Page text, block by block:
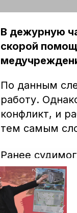
В дежурную
скорой
По данным
работу.
конфликт, и
тем самым
Ранее
полиции, где
агрессивного
умышленное